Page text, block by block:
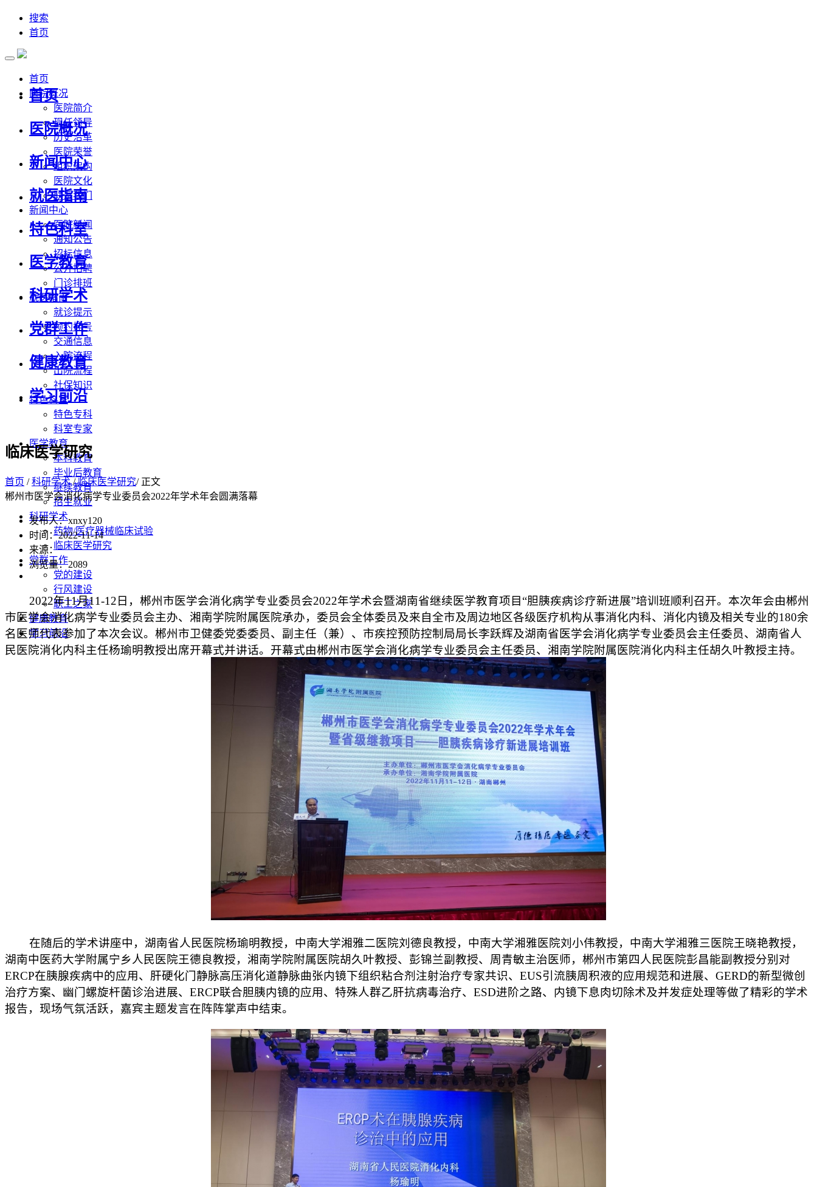
搜索
首页
首页
医院概况
医院简介
现任领导
历史沿革
医院荣誉
组织架构
医院文化
联系我们
新闻中心
医院新闻
通知公告
招标信息
公开招聘
门诊排班
就医指南
就诊提示
预约挂号
交通信息
入院流程
出院流程
社保知识
特色科室
特色专科
科室专家
医学教育
本科教育
毕业后教育
继续教育
招生就业
科研学术
药物/医疗器械临床试验
临床医学研究
党群工作
党的建设
行风建设
职工之家
健康教育
学习前沿
首页
医院概况
新闻中心
就医指南
特色科室
医学教育
科研学术
党群工作
健康教育
学习前沿
临床医学研究
首页 /科研学术/临床医学研究/ 正文
郴州市医学会消化病学专业委员会2022年学术年会圆满落幕
发布人：xnxy120
时间：2022-11-14
来源：
浏览量：2089
2022年11月11-12日，郴州市医学会消化病学专业委员会2022年学术会暨湖南省继续医学教育项目“胆胰疾病诊疗新进展”培训班顺利召开。本次年会由郴州
市医学会消化病学专业委员会主办、湘南学院附属医院承办，委员会全体委员及来自全市及周边地区各级医疗机构从事消化内科、消化内镜及相关专业的180余
名医师代表参加了本次会议。郴州市卫健委党委委员、副主任（兼）、市疾控预防控制局局长李跃辉及湖南省医学会消化病学专业委员会主任委员、湖南省人
民医院消化内科主任杨瑜明教授出席开幕式并讲话。开幕式由郴州市医学会消化病学专业委员会主任委员、湘南学院附属医院消化内科主任胡久叶教授主持。
在随后的学术讲座中，湖南省人民医院杨瑜明教授，中南大学湘雅二医院刘德良教授，中南大学湘雅医院刘小伟教授，中南大学湘雅三医院王晓艳教授，
湖南中医药大学附属宁乡人民医院王德良教授，湘南学院附属医院胡久叶教授、彭锦兰副教授、周青敏主治医师，郴州市第四人民医院彭昌能副教授分别对
ERCP在胰腺疾病中的应用、肝硬化门静脉高压消化道静脉曲张内镜下组织粘合剂注射治疗专家共识、EUS引流胰周积液的应用规范和进展、GERD的新型微创
治疗方案、幽门螺旋杆菌诊治进展、ERCP联合胆胰内镜的应用、特殊人群乙肝抗病毒治疗、ESD进阶之路、内镜下息肉切除术及并发症处理等做了精彩的学术
报告，现场气氛活跃，嘉宾主题发言在阵阵掌声中结束。